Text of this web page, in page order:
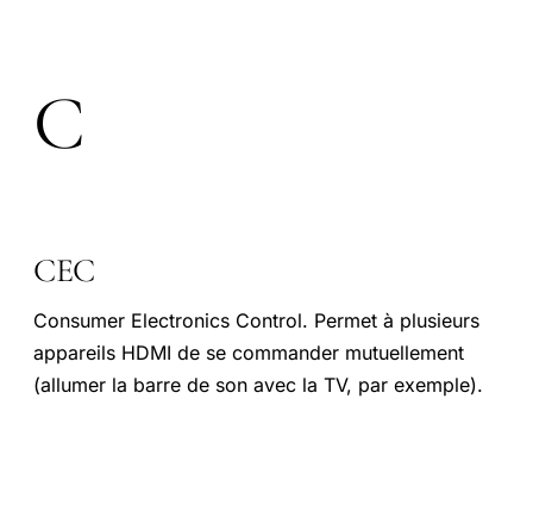
C
CEC
Consumer Electronics Control. Permet à plusieurs
appareils HDMI de se commander mutuellement
(allumer la barre de son avec la TV, par exemple).